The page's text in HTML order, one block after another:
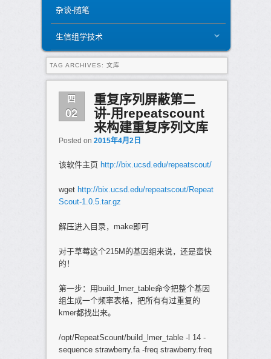
杂谈-随笔
生信组学技术
TAG ARCHIVES: 文库
四
02
重复序列屏蔽第二
讲-用repeatscount
来构建重复序列文库
Posted on 2015年4月2日
该软件主页 http://bix.ucsd.edu/repeatscout/
wget http://bix.ucsd.edu/repeatscout/Repeat
Scout-1.0.5.tar.gz
解压进入目录，make即可
对于草莓这个215M的基因组来说，还是蛮快
的！
第一步：用build_lmer_table命令把整个基因
组生成一个频率表格，把所有有过重复的
kmer都找出来。
/opt/RepeatScount/build_lmer_table -l 14 -
sequence strawberry.fa -freq strawberry.freq